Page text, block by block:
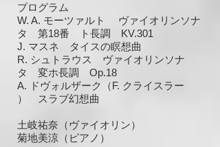
プログラム
W. A. モーツァルト ヴァイオリンソナ
タ 第18番 ト長調 KV.301
J. マスネ タイスの瞑想曲
R. シュトラウス ヴァイオリンソナ
タ 変ホ長調 Op.18
A. ドヴォルザーク（F. クライスラー
） スラブ幻想曲
土岐祐奈（ヴァイオリン）
​菊地美涼（ピアノ）